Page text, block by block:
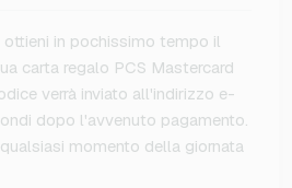
ottieni in pochissimo tempo il
carta regalo PCS Mastercard
verrà inviato all'indirizzo e-
dopo l'avvenuto pagamento.
momento della giornata